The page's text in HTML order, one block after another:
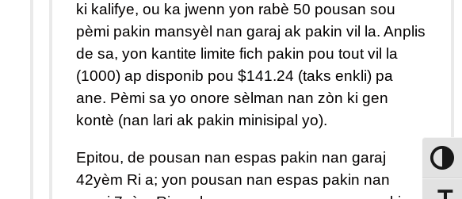
ki kalifye, ou ka jwenn yon rabè 50 pousan sou
pèmi pakin mansyèl nan garaj ak pakin vil la. Anplis
de sa, yon kantite limite fich pakin pou tout vil la
(1000) ap disponib pou $141.24 (taks enkli) pa
ane. Pèmi sa yo onore sèlman nan zòn ki gen
kontè (nan lari ak pakin minisipal yo).
Epitou, de pousan nan espas pakin nan garaj
42yèm Ri a; yon pousan nan espas pakin nan